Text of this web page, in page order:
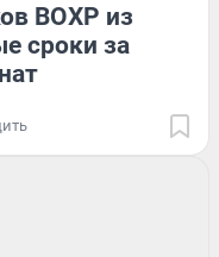
ВОХР из
сроки за